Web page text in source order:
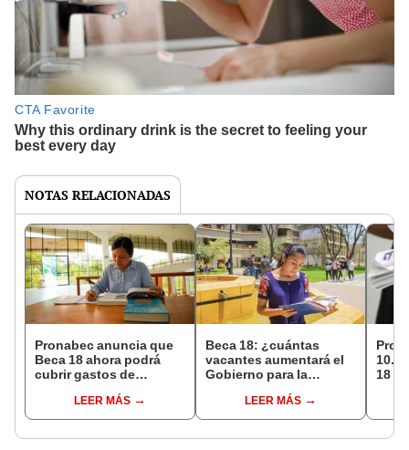
NOTAS RELACIONADAS
Pronabec anuncia que
Beca 18 ahora podrá
cubrir gastos de
preuniversitaria
LEER MÁS
Beca 18: ¿cuántas
vacantes aumentará el
Gobierno para la
LEER MÁS
18